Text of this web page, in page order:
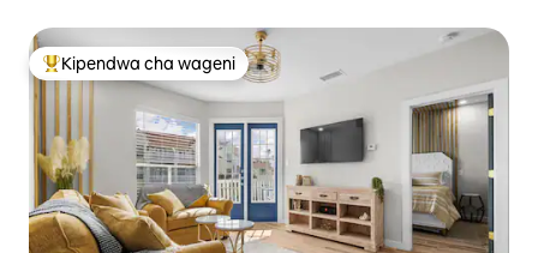
Kipendwa maarufu cha wageni
Kipendwa cha wageni